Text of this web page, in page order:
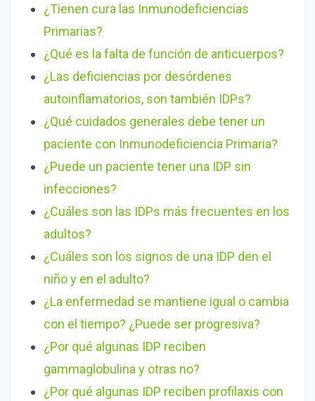
¿Tienen cura las Inmunodeficiencias
Primarias?
¿Qué es la falta de función de anticuerpos?
¿Las deficiencias por desórdenes
autoinflamatorios, son también IDPs?
¿Qué cuidados generales debe tener un
paciente con Inmunodeficiencia Primaria?
¿Puede un paciente tener una IDP sin
infecciones?
¿Cuáles son las IDPs más frecuentes en los
adultos?
¿Cuáles son los signos de una IDP den el
niño y en el adulto?
¿La enfermedad se mantiene igual o cambia
con el tiempo? ¿Puede ser progresiva?
¿Por qué algunas IDP reciben
gammaglobulina y otras no?
¿Por qué algunas IDP reciben profilaxis con